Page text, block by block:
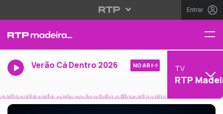
Entrar
Verão Cá Dentro 2026 NO AR TV
RTP